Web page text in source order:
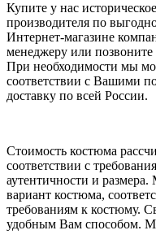
Купите у нас
производителя по
Интернет-магазине
менеджеру или позвоните
При необходимости мы
соответствии с Вашими
доставку по всей России.
Стоимость костюма
соответствии с
аутентичности и
вариант костюма,
требованиям к костюму.
удобным Вам способом.